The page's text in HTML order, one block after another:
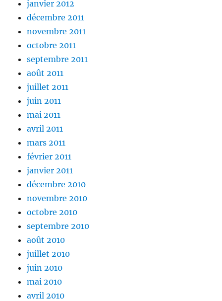
janvier 2012
décembre 2011
novembre 2011
octobre 2011
septembre 2011
août 2011
juillet 2011
juin 2011
mai 2011
avril 2011
mars 2011
février 2011
janvier 2011
décembre 2010
novembre 2010
octobre 2010
septembre 2010
août 2010
juillet 2010
juin 2010
mai 2010
avril 2010